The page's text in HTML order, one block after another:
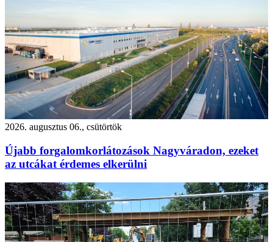
2026. augusztus 06., csütörtök
Újabb forgalomkorlátozások Nagyváradon, ezeket
az utcákat érdemes elkerülni